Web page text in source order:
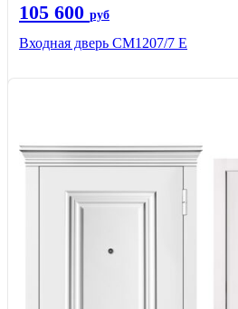
105 600 руб
Входная дверь СМ1207/7 E